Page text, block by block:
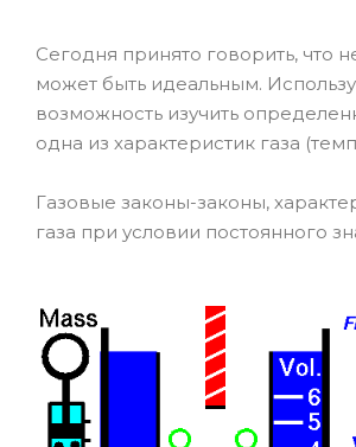
Сегодня принято говорить, что
может быть идеальным.
возможность изучить
одна из характеристик газа
Газовые законы-законы,
газа при условии постоянного